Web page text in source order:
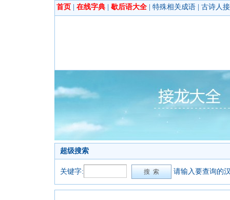
首页 在线字典 歇后语大全 特殊相关成语 古诗人
超级搜索
关键字: 请输入要查询的